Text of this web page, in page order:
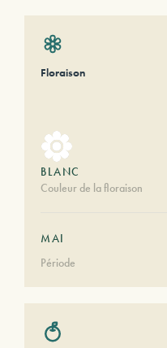
Floraison
BLANC
Couleur de la floraison
MAI
Période